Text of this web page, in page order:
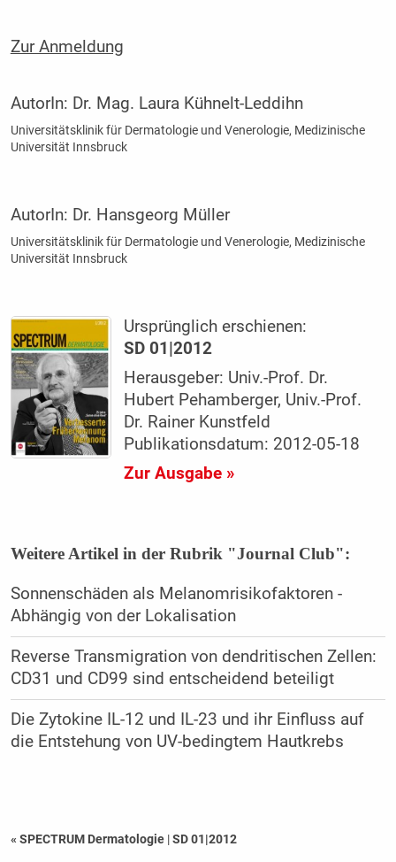
Zur Anmeldung
AutorIn: Dr. Mag. Laura Kühnelt-Leddihn
Universitätsklinik für Dermatologie und Venerologie, Medizinische
Universität Innsbruck
AutorIn: Dr. Hansgeorg Müller
Universitätsklinik für Dermatologie und Venerologie, Medizinische
Universität Innsbruck
Ursprünglich erschienen:
SD 01|2012
Herausgeber: Univ.-Prof. Dr.
Hubert Pehamberger, Univ.-Prof.
Dr. Rainer Kunstfeld
Publikationsdatum: 2012-05-18
Zur Ausgabe »
Weitere Artikel in der Rubrik "Journal Club":
Sonnenschäden als Melanomrisikofaktoren -
Abhängig von der Lokalisation
Reverse Transmigration von dendritischen Zellen:
CD31 und CD99 sind entscheidend beteiligt
Die Zytokine IL-12 und IL-23 und ihr Einfluss auf
die Entstehung von UV-bedingtem Hautkrebs
« SPECTRUM Dermatologie |SD 01|2012